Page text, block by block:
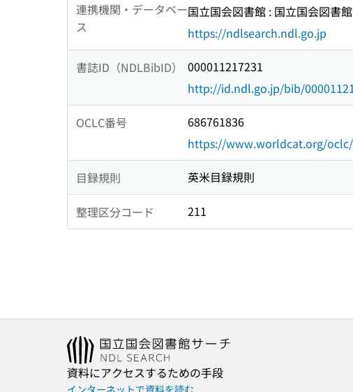
連携機関・データベー
ス
国立国会図書館 : 国立国会図書
https://ndlsearch.ndl.go.jp
書誌ID（NDLBibID）
000011217231
http://id.ndl.go.jp/bib/
OCLC番号
686761836
https://www.worldcat.org/oclc/
目録規則 英米目録規則
整理区分コード 211
資料にアクセスするための手段